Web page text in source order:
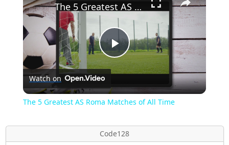
Play
Video
The 5 Greatest AS Roma Matches of All Time
Watch on
The 5 Greatest AS Roma Matches of All Time
Code128